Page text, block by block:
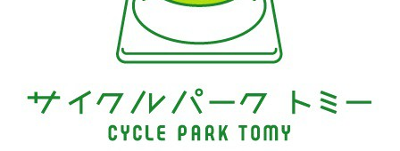
マイアカウント（初回登録はこちら）
ウィッシュリスト